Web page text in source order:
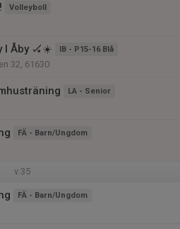
Volleyboll
I Åby 🏑☀️ IB - P15-16 Blå
32, 61630
LA - Senior
FÄ - Barn/Ungdom
v.35
FÄ - Barn/Ungdom